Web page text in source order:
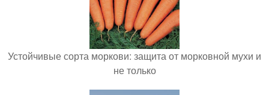
Устойчивые сорта моркови: защита от морковной мухи и
не только